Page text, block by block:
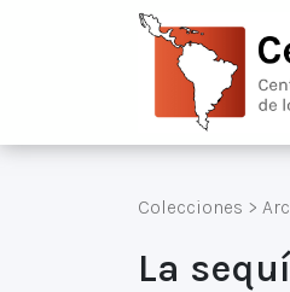
Colecciones >
La